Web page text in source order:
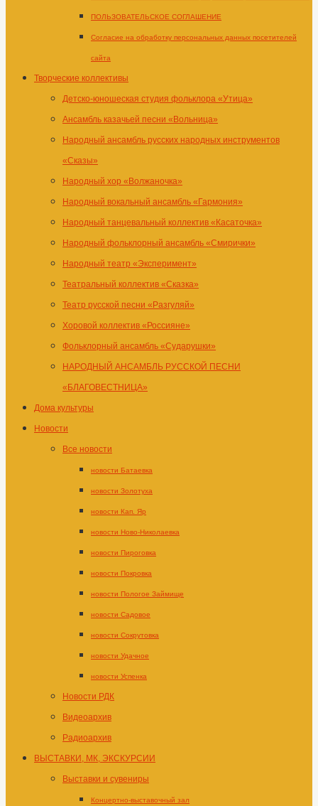
ПОЛЬЗОВАТЕЛЬСКОЕ СОГЛАШЕНИЕ
Согласие на обработку персональных данных посетителей
сайта
Творческие коллективы
Детско-юношеская студия фольклора «Утица»
Ансамбль казачьей песни «Вольница»
Народный ансамбль русских народных инструментов
«Сказы»
Народный хор «Волжаночка»
Народный вокальный ансамбль «Гармония»
Народный танцевальный коллектив «Касаточка»
Народный фольклорный ансамбль «Смирички»
Народный театр «Эксперимент»
Театральный коллектив «Сказка»
Театр русской песни «Разгуляй»
Хоровой коллектив «Россияне»
Фольклорный ансамбль «Сударушки»
НАРОДНЫЙ АНСАМБЛЬ РУССКОЙ ПЕСНИ
«БЛАГОВЕСТНИЦА»
Дома культуры
Новости
Все новости
новости Батаевка
новости Золотуха
новости Кап. Яр
новости Ново-Николаевка
новости Пироговка
новости Покровка
новости Пологое Займище
новости Садовое
новости Сокрутовка
новости Удачное
новости Успенка
Новости РДК
Видеоархив
Радиоархив
ВЫСТАВКИ, МК, ЭКСКУРСИИ
Выставки и сувениры
Концертно-выставочный зал